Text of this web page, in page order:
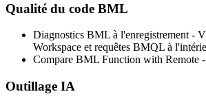
Qualité du code BML
Diagnostics BML à l'enregistrement-
Workspace et requêtes BMQL à
Compare BML Function with Remote
Outillage IA